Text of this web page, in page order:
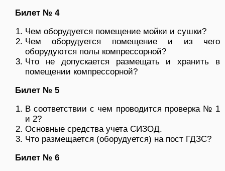
Билет № 4
Чем оборудуется помещение мойки и сушки?
Чем оборудуется помещение и из чего
оборудуются полы компрессорной?
Что не допускается размещать и хранить в
помещении компрессорной?
Билет № 5
В соответствии с чем проводится проверка № 1
и 2?
Основные средства учета СИЗОД.
Что размещается (оборудуется) на пост ГДЗС?
Билет № 6